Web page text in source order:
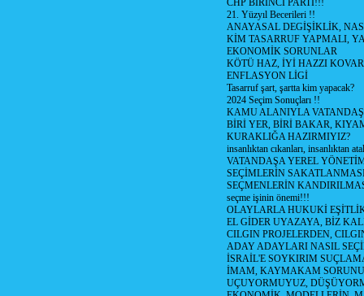
CHP BİRİNCİ PARTİ!!!
21. Yüzyıl Becerileri !!
ANAYASAL DEGİŞİKLİK,
KİM TASARRUF YAPMALI,
EKONOMİK SORUNLAR
KÖTÜ HAZ, İYİ HAZZI
ENFLASYON LİGİ
Tasarruf şart, şartta kim yapacak?
2024 Seçim Sonuçları !!
KAMU ALANIYLA
BİRİ YER, BİRİ BAKAR,
KURAKLIĞA HAZIRMIYIZ?
insanlıktan cıkanları, insanlıktan
VATANDAŞA YEREL
SEÇİMLERİN
SEÇMENLERİN
seçme işinin önemi!!!
OLAYLARLA HUKUKİ
EL GİDER UYAZAYA, BİZ
CILGIN PROJELERDEN,
ADAY ADAYLARI NASIL
İSRAİL'E SOYKIRIM
İMAM, KAYMAKAM SORUNU
UÇUYORMUYUZ,